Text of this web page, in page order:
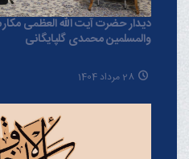
دیدار حضرت آیت الله العظمی
والمسلمین محمدی گلپایگانی
28 مرداد 1404